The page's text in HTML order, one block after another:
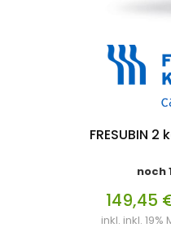
FRESUBIN 2
noch
149,45
inkl. inkl. 19%